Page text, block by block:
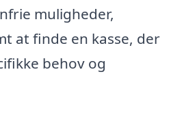
muligheder,
at finde en kasse, der
behov og